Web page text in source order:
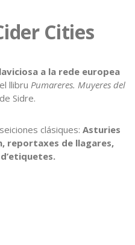
Cities
a la rede europea
llibru Pumareres. Muyeres del
Sidre.
clásiques: Asturies
reportaxes de llagares,